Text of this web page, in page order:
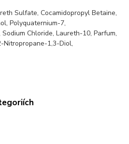
Sulfate, Cocamidopropyl Betaine,
Polyquaternium-7,
Chloride, Laureth-10, Parfum,
Nitropropane-1,3-Diol,